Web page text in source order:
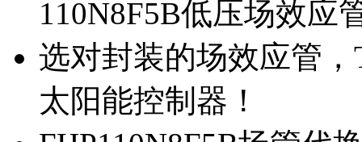
110N8F5B低压场效应
选对封装的场效应管
太阳能控制器！